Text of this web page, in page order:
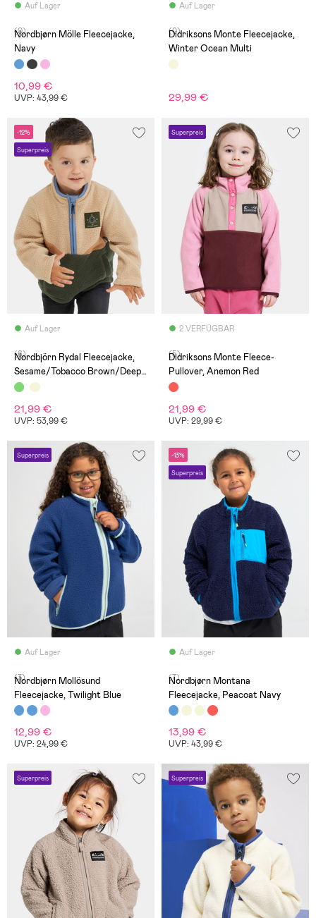
Auf Lager
(0)
Nordbjørn Mölle Fleecejacke,
Navy
10,99 €
UVP: 43,99 €
Auf Lager
(0)
Didriksons Monte Fleecejacke,
Winter Ocean Multi
29,99 €
-12%
Superpreis
Auf Lager
(6)
Nordbjörn Rydal Fleecejacke,
Sesame/Tobacco Brown/Deep
Depths
21,99 €
UVP: 53,99 €
Superpreis
2 VERFÜGBAR
(5)
Didriksons Monte Fleece-
Pullover, Anemon Red
21,99 €
UVP: 29,99 €
Superpreis
Auf Lager
(3)
Nordbjørn Mollösund
Fleecejacke, Twilight Blue
12,99 €
UVP: 24,99 €
-13%
Superpreis
Auf Lager
(7)
Nordbjørn Montana
Fleecejacke, Peacoat Navy
13,99 €
UVP: 43,99 €
Superpreis Superpreis